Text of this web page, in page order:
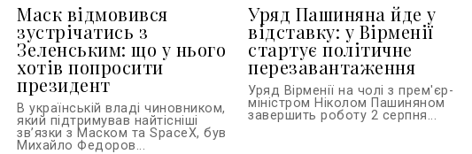
Маск відмовився
зустрічатись з
Зеленським: що у нього
хотів попросити
президент
В українській владі чиновником,
який підтримував найтісніші
зв’язки з Маском та SpaceX, був
Михайло Федоров...
Уряд Пашиняна йде у
відставку: у Вірменії
стартує політичне
перезавантаження
Уряд Вірменії на чолі з прем'єр-
міністром Ніколом Пашиняном
завершить роботу 2 серпня...